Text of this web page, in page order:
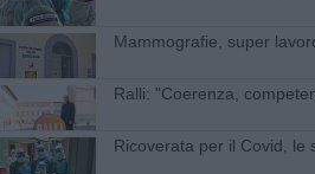
Mammografie, super
Ralli: "Coerenza,
Ricoverata per il Covid, le